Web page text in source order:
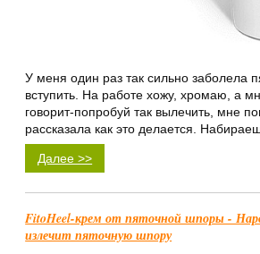
У меня один раз так сильно заболела
вступить. На работе хожу, хромаю, а
говорит-попробуй так вылечить, мне
рассказала как это делается.
Далее >>
FitoHeel-крем от пяточной шпоры -
излечит пяточную шпору